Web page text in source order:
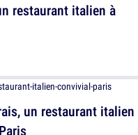
restaurant italien à
un restaurant italien